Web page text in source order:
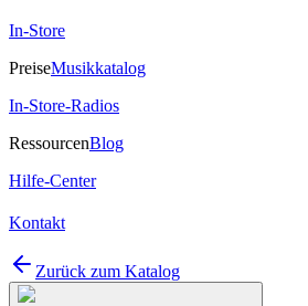
In-Store
PreiseMusikkatalog
In-Store-Radios
RessourcenBlog
Hilfe-Center
Kontakt
Zurück zum Katalog